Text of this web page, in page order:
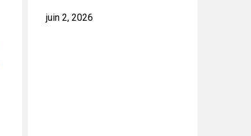
juin 2, 2026